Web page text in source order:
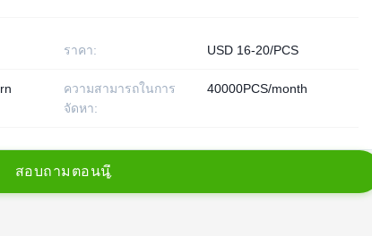
ราคา: USD 16-20/PCS
ความสามารถในการ
จัดหา:
40000PCS/month
สอบถาม ตอนน